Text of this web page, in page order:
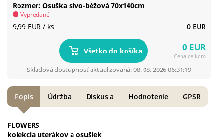
Rozmer Osuška sivo-béžová 70x140cm
9,99 EUR / ks 0 EUR
Vypredané
Všetko do košíka 0 EUR
Cena celkom
Skladová dostupnosť aktualizovaná: 08. 08. 2026 06:31:19
FLOWERS
kolekcia uterákov a osušiek
Popis Údržba Diskusia Hodnotenie GPSR